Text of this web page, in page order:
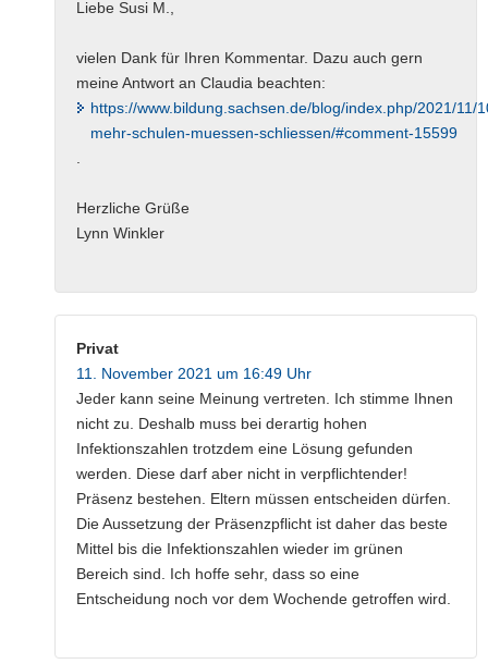
Liebe Susi M.,
vielen Dank für Ihren Kommentar. Dazu auch gern
meine Antwort an Claudia beachten:
https://www.bildung.sachsen.de/blog/index.php/2021/11/
mehr-schulen-muessen-schliessen/#comment-15599
.
Herzliche Grüße
Lynn Winkler
Privat
11. November 2021 um 16:49 Uhr
Jeder kann seine Meinung vertreten. Ich stimme Ihnen
nicht zu. Deshalb muss bei derartig hohen
Infektionszahlen trotzdem eine Lösung gefunden
werden. Diese darf aber nicht in verpflichtender!
Präsenz bestehen. Eltern müssen entscheiden dürfen.
Die Aussetzung der Präsenzpflicht ist daher das beste
Mittel bis die Infektionszahlen wieder im grünen
Bereich sind. Ich hoffe sehr, dass so eine
Entscheidung noch vor dem Wochende getroffen wird.